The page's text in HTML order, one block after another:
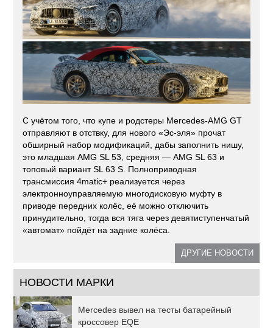
С учётом того, что купе и родстеры Mercedes-AMG GT
отправляют в отствку, для нового «Эс-эля» прочат
обширный набор модификаций, дабы заполнить нишу,
это младшая AMG SL 53, средняя — AMG SL 63 и
топовый вариант SL 63 S. Полноприводная
трансмиссия 4matic+ реализуется через
электронноуправляемую многодисковую муфту в
приводе передних колёс, её можно отключить
принудительно, тогда вся тяга через девятиступенчатый
«автомат» пойдёт на задние колёса.
ДРУГИЕ НОВОСТИ
НОВОСТИ МАРКИ
Mercedes вывел на тесты батарейный
кроссовер EQE